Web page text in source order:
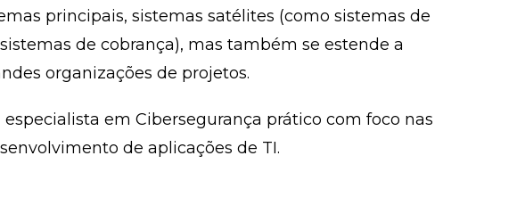
principais, sistemas satélites (como sistemas de
de cobrança), mas também se estende a
organizações de projetos.
especialista em Cibersegurança prático com foco nas
de aplicações de TI.